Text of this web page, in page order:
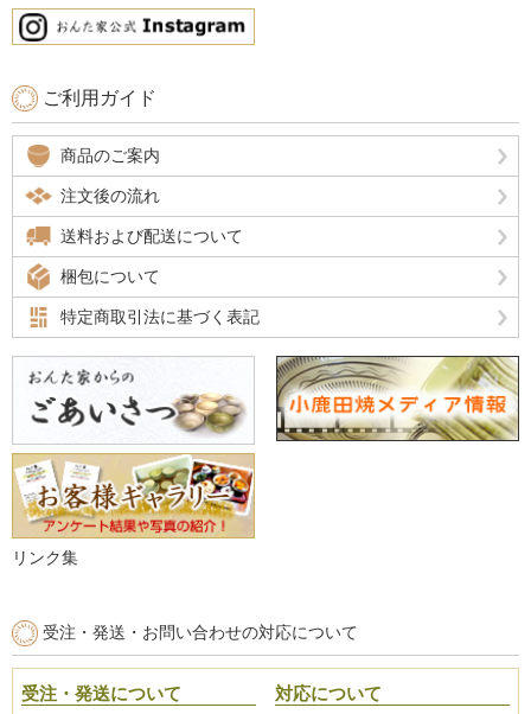
ご利用ガイド
商品のご案内
注文後の流れ
送料および配送について
梱包について
特定商取引法に基づく表記
リンク集
受注・発送・お問い合わせの対応について
受注・発送について 対応について